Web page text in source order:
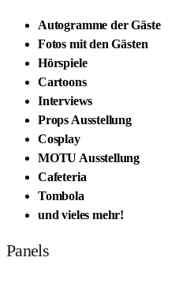
Autogramme der Gäste
Fotos mit den Gästen
Hörspiele
Cartoons
Interviews
Props Ausstellung
Cosplay
MOTU Ausstellung
Cafeteria
Tombola
und vieles mehr!
Panels